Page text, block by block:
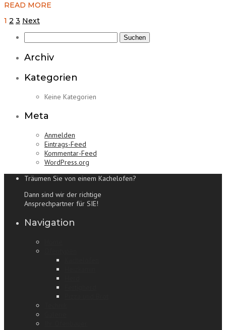
READ MORE
Seitennummerierung
Beiträge
1 2 3 Next
nach:
Archiv
Kategorien
Keine Kategorien
Meta
Anmelden
Eintrags-Feed
Kommentar-Feed
WordPress.org
Träumen Sie von einem Kachelofen?
Dann sind wir der richtige
Ansprechpartner für SIE!
Navigation